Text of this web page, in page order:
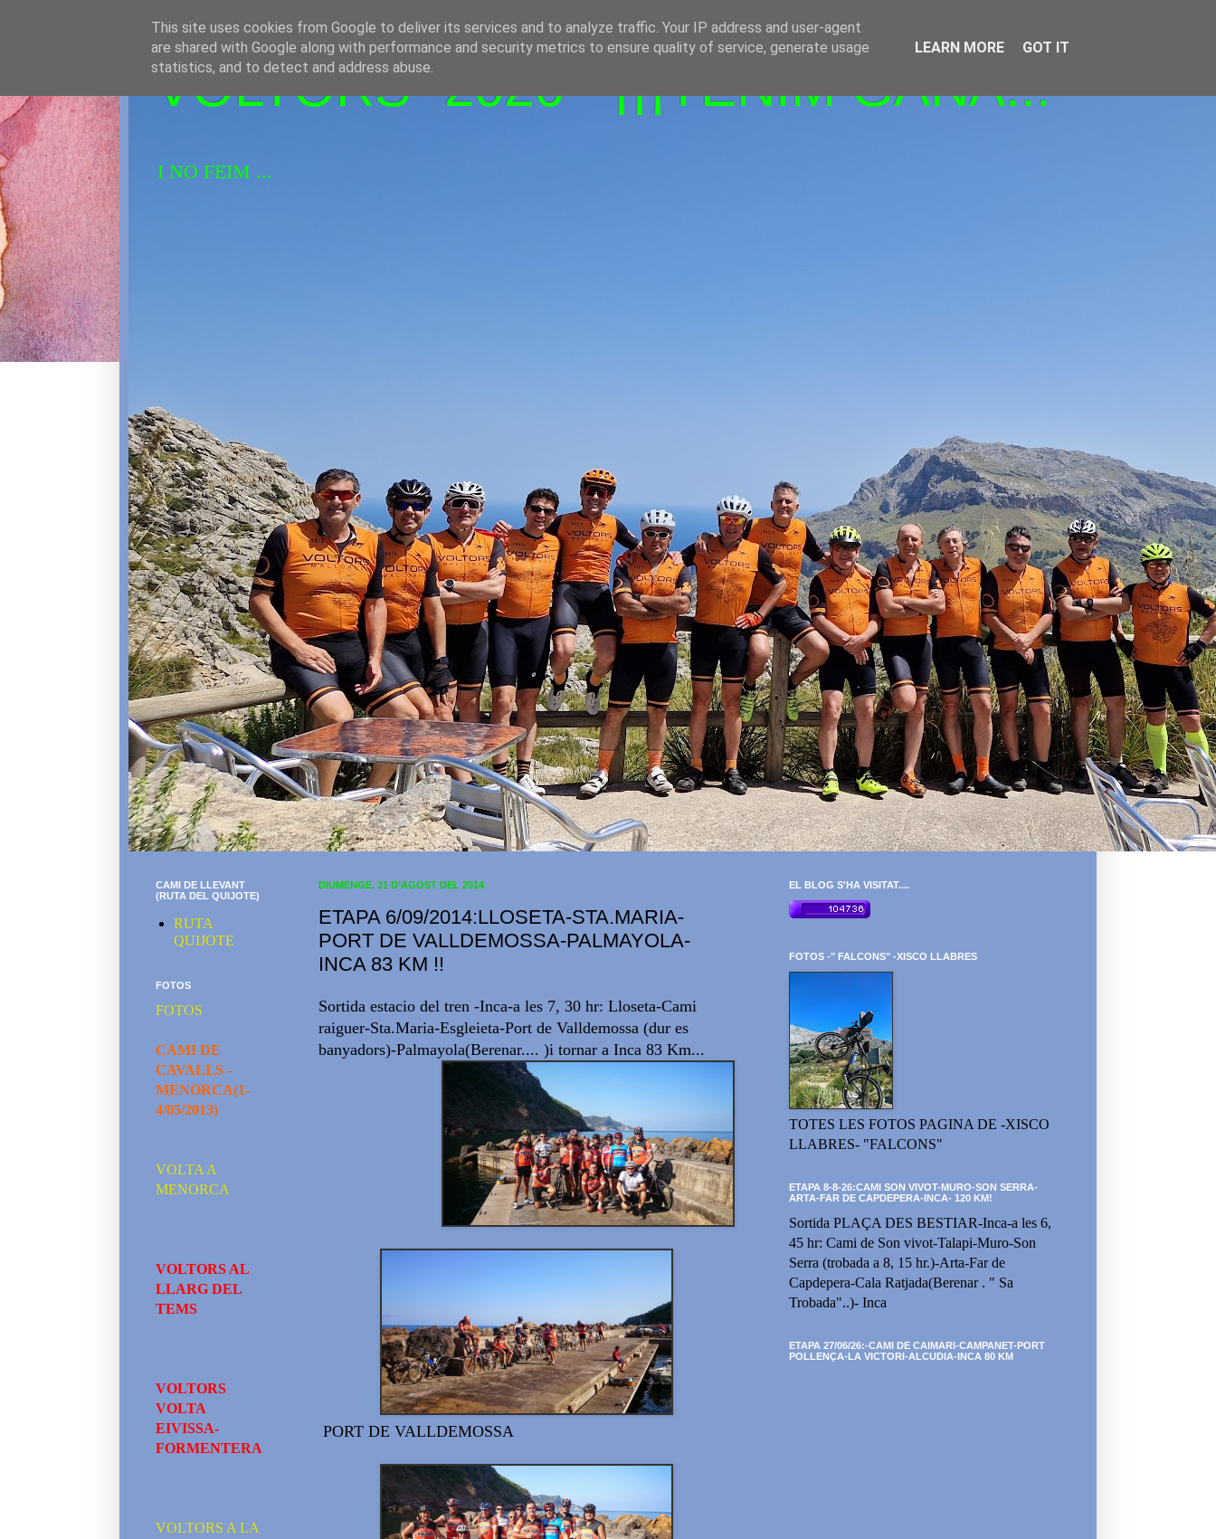
VOLTORS -2026 - ¡¡¡TENIM GANA!!!
I NO FEIM ...
DIUMENGE, 31 D’AGOST DEL 2014
ETAPA 6/09/2014:LLOSETA-STA.MARIA-
PORT DE VALLDEMOSSA-PALMAYOLA-
INCA 83 KM !!
Sortida estacio del tren -Inca-a les 7, 30 hr: Lloseta-Cami
raiguer-Sta.Maria-Esgleieta-Port de Valldemossa (dur es
banyadors)-Palmayola(Berenar.... )i tornar a Inca 83 Km...
PORT DE VALLDEMOSSA
CAMI DE LLEVANT
(RUTA DEL QUIJOTE)
RUTA
QUIJOTE
FOTOS
FOTOS
CAMI DE
CAVALLS -
MENORCA(1-
4/05/2013)
VOLTA A
MENORCA
VOLTORS AL
LLARG DEL
TEMS
VOLTORS
VOLTA
EIVISSA-
FORMENTERA
VOLTORS A LA
EL BLOG S'HA VISITAT....
FOTOS -" FALCONS" -XISCO LLABRES
TOTES LES FOTOS PAGINA DE -XISCO
LLABRES- "FALCONS"
ETAPA 8-8-26:CAMI SON VIVOT-MURO-SON SERRA-
ARTA-FAR DE CAPDEPERA-INCA- 120 KM!
Sortida PLAÇA DES BESTIAR-Inca-a les 6,
45 hr: Cami de Son vivot-Talapi-Muro-Son
Serra (trobada a 8, 15 hr.)-Arta-Far de
Capdepera-Cala Ratjada(Berenar . " Sa
Trobada"..)- Inca
ETAPA 27/06/26:-CAMI DE CAIMARI-CAMPANET-PORT
POLLENÇA-LA VICTORI-ALCUDIA-INCA 80 KM
This site uses cookies from Google to deliver its services and to analyze traffic. Your IP address and user-agent
are shared with Google along with performance and security metrics to ensure quality of service, generate usage
statistics, and to detect and address abuse.
LEARN MORE GOT IT